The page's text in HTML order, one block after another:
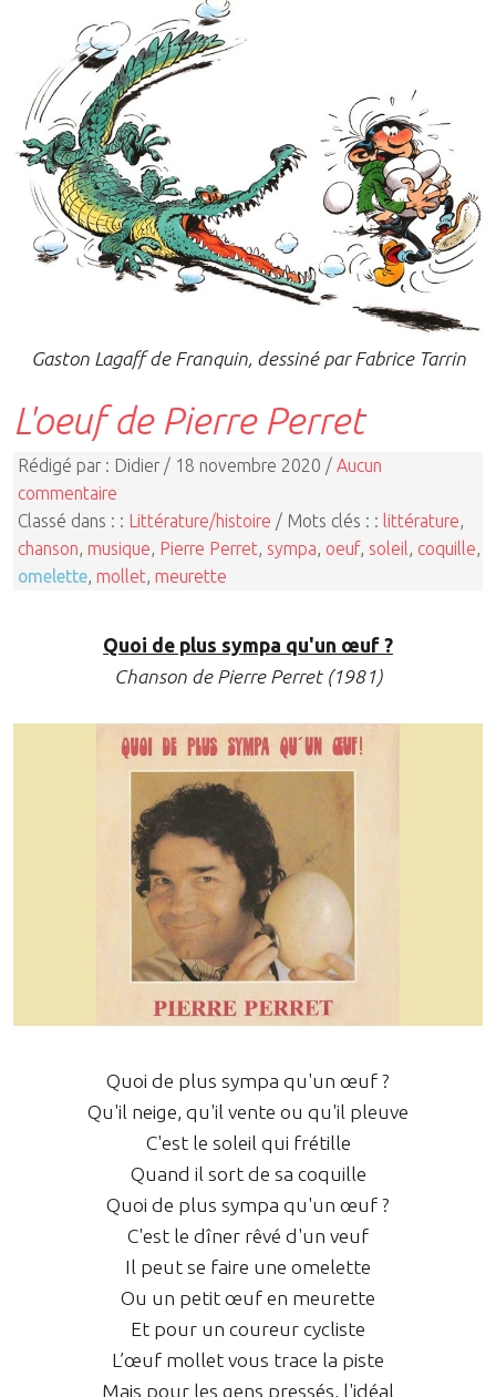
Gaston Lagaff de Franquin, dessiné par Fabrice Tarrin
L'oeuf de Pierre Perret
Rédigé par : Didier / 18 novembre 2020 / Aucun
commentaire
Classé dans : : Littérature/histoire / Mots clés : : littérature,
chanson, musique, Pierre Perret, sympa, oeuf, soleil, coquille,
omelette, mollet, meurette
Quoi de plus sympa qu'un œuf ?
Chanson de Pierre Perret (1981)
Quoi de plus sympa qu'un œuf ?
Qu'il neige, qu'il vente ou qu'il pleuve
C'est le soleil qui frétille
Quand il sort de sa coquille
Quoi de plus sympa qu'un œuf ?
C'est le dîner rêvé d'un veuf
Il peut se faire une omelette
Ou un petit œuf en meurette
Et pour un coureur cycliste
L’œuf mollet vous trace la piste
Mais pour les gens pressés, l'idéal